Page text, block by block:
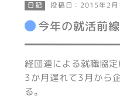
日記 投稿日：2015年2月
今年の就活前線
経団連による就職協
3か月遅れて3月から
る。